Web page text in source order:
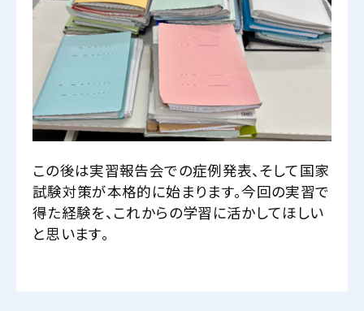
この後は実習報告会での症例発表、そして国家
試験対策が本格的に始まります。今回の実習で
得た経験を、これからの学習に活かしてほしい
と思います。